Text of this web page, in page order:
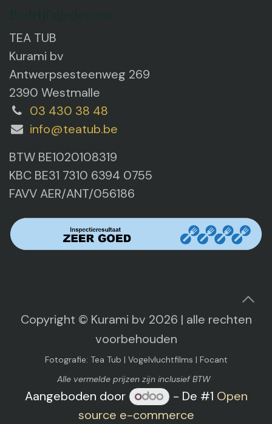
TEA TUB
Kurami bv
Antwerpsesteenweg 269
2390 Westmalle
03 430 38 48
info@teatub.be
BTW BE1020108319
KBC BE31 7310 6394 0755
FAVV AER/ANT/056186
Copyright © Kurami bv 2026 | alle rechten
voorbehouden​
Fotografie: Tea Tub | Vogelvluchtfilms | Focant
Alle vermelde prijzen zijn inclusief BTW
Aangeboden door - De #1 Open
source e-commerce